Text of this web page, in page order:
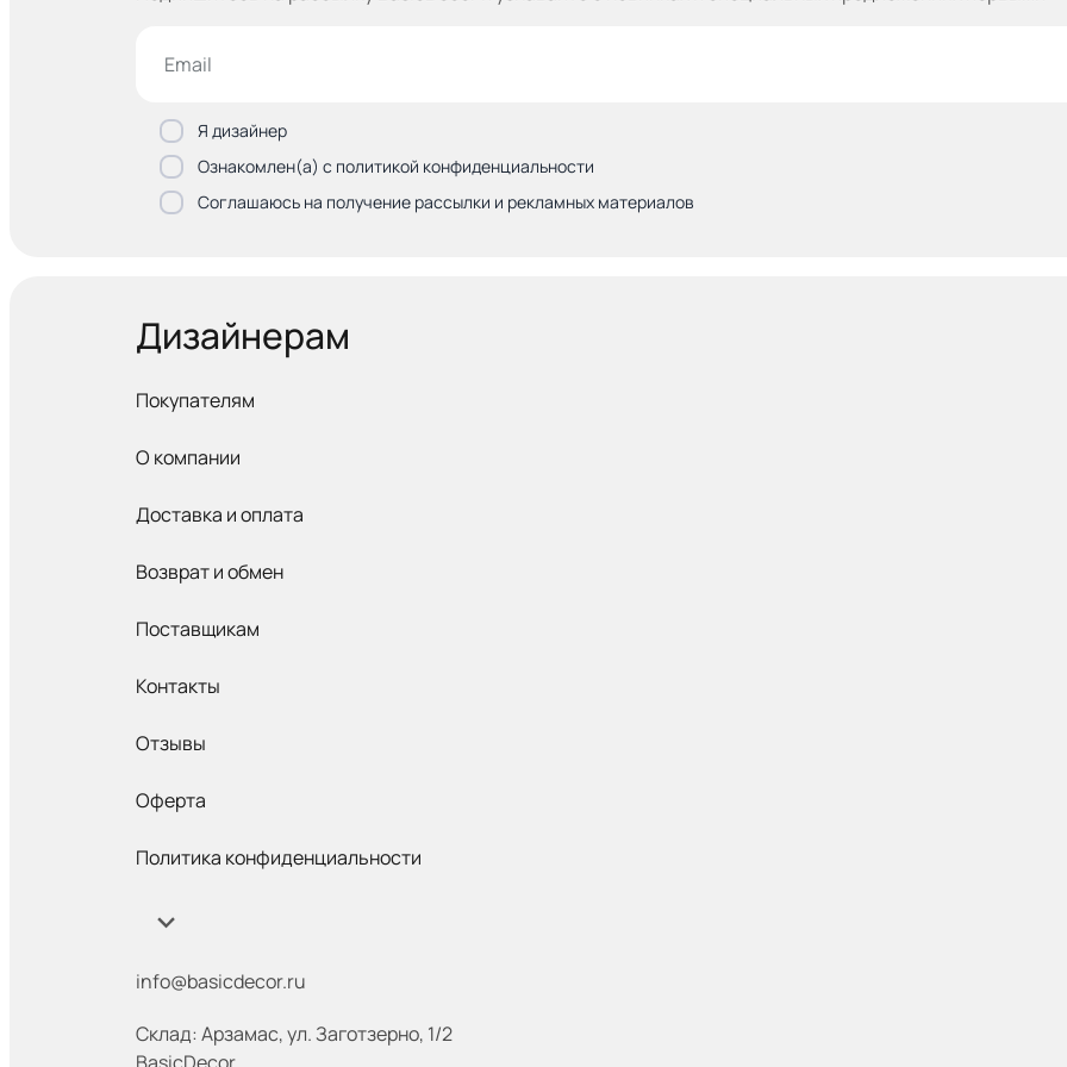
Я дизайнер
Ознакомлен(а) с политикой конфиденциальности
Соглашаюсь на получение рассылки и рекламных материалов
Дизайнерам
Покупателям
О компании
Доставка и оплата
Возврат и обмен
Поставщикам
Контакты
Отзывы
Оферта
Политика конфиденциальности
info@basicdecor.ru
Склад: Арзамас,ул. Заготзерно, 1/2